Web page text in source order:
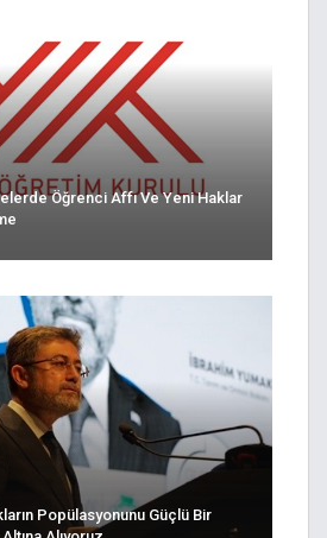
Öğrenci Affı Ve Yeni Haklar
Popülasyonunu Güçlü Bir